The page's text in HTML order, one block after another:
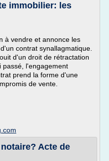
immobilier: les
à vendre et annonce les
contrat synallagmatique.
d'un droit de rétractation
passé, l'engagement
prend la forme d'une
de vente.
Acte de